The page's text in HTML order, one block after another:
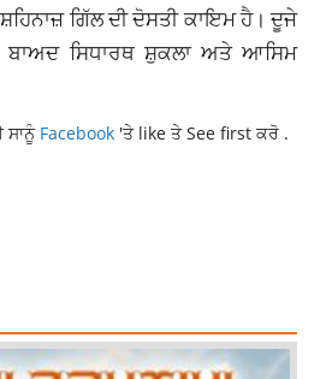
ਗਿੱਲ ਦੀ ਦੋਸਤੀ ਕਾਇਮ ਹੈ। ਦੂਜੇ
ਸਿਧਾਰਥ ਸ਼ੁਕਲਾ ਅਤੇ ਆਸਿਮ
ਸਾਨੂੰ Facebook 'ਤੇ like ਤੇ See first ਕਰੋ .